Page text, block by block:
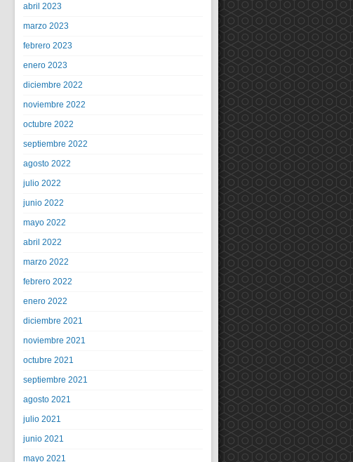
abril 2023
marzo 2023
febrero 2023
enero 2023
diciembre 2022
noviembre 2022
octubre 2022
septiembre 2022
agosto 2022
julio 2022
junio 2022
mayo 2022
abril 2022
marzo 2022
febrero 2022
enero 2022
diciembre 2021
noviembre 2021
octubre 2021
septiembre 2021
agosto 2021
julio 2021
junio 2021
mayo 2021